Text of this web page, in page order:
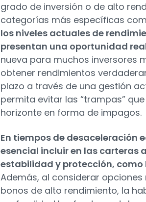
grado de inversión o de alto
categorías más específicas
los niveles actuales de
presentan una oportunidad
nueva para muchos inversores
obtener rendimientos
plazo a través de una gestión
permita evitar las “trampas”
horizonte en forma de impagos.
En tiempos de desaceleración
esencial incluir en las carteras
estabilidad y protección, como
Además, al considerar
bonos de alto rendimiento, la